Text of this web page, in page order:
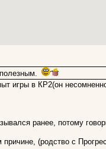
игры в КР2(он
ранее, потому
(родство с